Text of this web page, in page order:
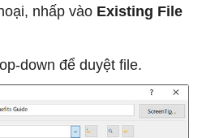
nhấp vào Existing File
down để duyệt file.